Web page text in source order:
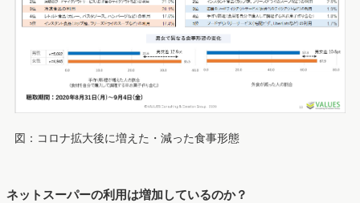
図：コロナ拡大後に増えた・減った食事形態
ネットスーパーの利用は増加しているのか？